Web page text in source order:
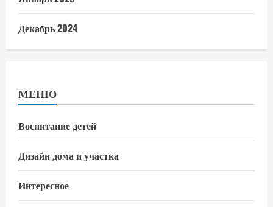
Декабрь 2024
МЕНЮ
Воспитание детей
Дизайн дома и участка
Интересное